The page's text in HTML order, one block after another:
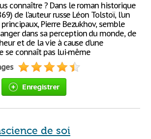
connaître ? Dans le roman historique
de l’auteur russe Léon Tolstoï, l’un
Pierre Bezukhov, semble
dans sa perception du monde, de
et de la vie à cause d’une
se connaît pas lui-même
Enregistrer
de soi